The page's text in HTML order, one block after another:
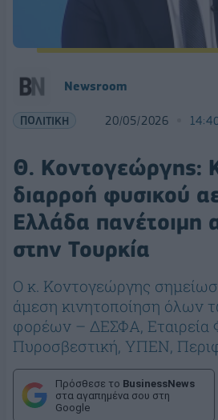
Newsroom
ΠΟΛΙΤΙΚΗ 20/05/2026
Θ. Κοντογεώργης:
διαρροή φυσικού
Ελλάδα πανέτοιμη
στην Τουρκία
Ο κ. Κοντογεώργης
άμεση κινητοποίηση όλων
φορέων – ΔΕΣΦΑ, Εταιρεία
Πυροσβεστική, ΥΠΕΝ,
Πρόσθεσε το BusinessNews
στα αγαπημένα σου στη
Google